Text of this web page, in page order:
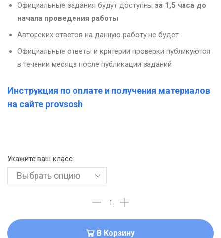
Официальные задания будут доступны за 1,5 часа до
начала проведения работы
Авторских ответов на данную работу не будет
Официальные ответы и критерии проверки публикуются
в течении месяца после публикации заданий
Инструкция по оплате и получения материалов
на сайте provsosh
Укажите ваш класс
В Корзину